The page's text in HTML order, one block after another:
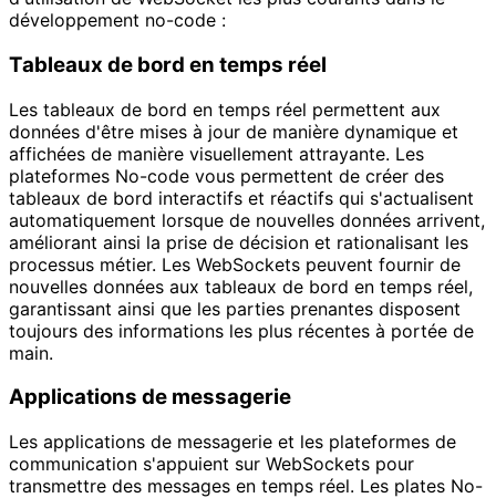
développement no-code :
Tableaux de bord en temps réel
Les tableaux de bord en temps réel permettent aux
données d'être mises à jour de manière dynamique et
affichées de manière visuellement attrayante. Les
plateformes No-code vous permettent de créer des
tableaux de bord interactifs et réactifs qui s'actualisent
automatiquement lorsque de nouvelles données arrivent,
améliorant ainsi la prise de décision et rationalisant les
processus métier. Les WebSockets peuvent fournir de
nouvelles données aux tableaux de bord en temps réel,
garantissant ainsi que les parties prenantes disposent
toujours des informations les plus récentes à portée de
main.
Applications de messagerie
Les applications de messagerie et les plateformes de
communication s'appuient sur WebSockets pour
transmettre des messages en temps réel. Les plates No-